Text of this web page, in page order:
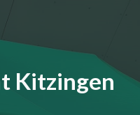
Kitzingen